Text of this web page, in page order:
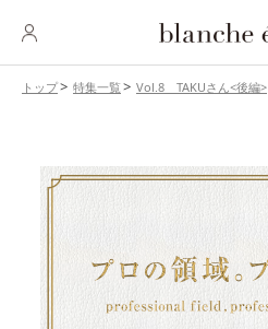
トップ 特集一覧 Vol.8 TAKUさん<後編>
POINT MAKEUP ポイントメイク